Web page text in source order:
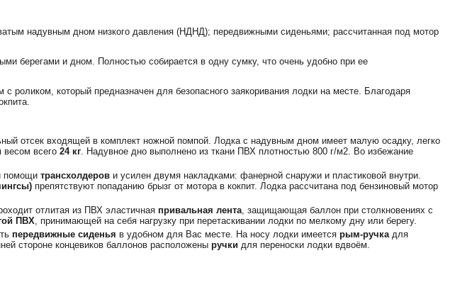
надувным дном низкого давления (НДНД); передвижными сиденьями; рассчитанная под мотор
берегами и дном. Полностью собирается в одну сумку, что очень удобно при ее
роликом, который предназначен для безопасного заякоривания лодки на месте. Благодаря
отсек входящей в комплект ножной помпой. Лодка с надувным дном имеет малую осадку, легко
весом всего 24 кг. Надувное дно выполнено из ткани ПВХ плотностью 800 г/м2. Во избежание
помощи трансхолдеров и усилен двумя накладками: фанерной снаружи и пластиковой внутри.
препятствуют попаданию брызг от мотора в кокпит. Лодка рассчитана под бензиновый мотор
отлитая из ПВХ эластичная привальная лента, защищающая баллон при столкновениях с
ПВХ, принимающей на себя нагрузку при перетаскивании лодки по мелкому дну или берегу.
передвижные сиденья в удобном для Вас месте. На носу лодки имеется рым-ручкадля
стороне концевиков баллонов расположены ручки для переноски лодки вдвоём.